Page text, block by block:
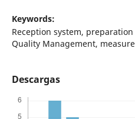
Keywords:
Reception system,
Quality Management,
Descargas